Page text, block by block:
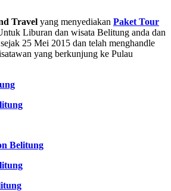
Travel yang menyediakan Paket Tour
Liburan dan wisata Belitung anda dan
25 Mei 2015 dan telah menghandle
yang berkunjung ke Pulau
Belitung